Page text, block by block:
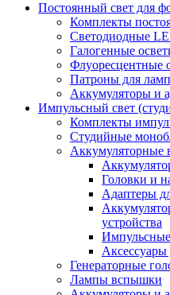
Постоянный свет для
Комплекты
Светодиодные
Галогенные
Флуоресцентные
Патроны для ламп
Аккумуляторы и
Импульсный свет
Комплекты
Студийные
Аккумуляторные
Головки и
Адаптеры
устройства
Генераторные
Лампы вспышки